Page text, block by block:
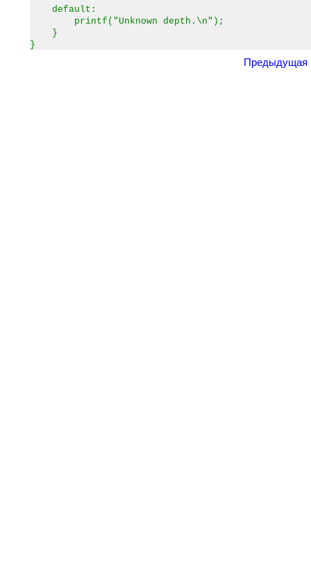
default:
printf("Unknown depth.\n");
}
}
Предыдущая